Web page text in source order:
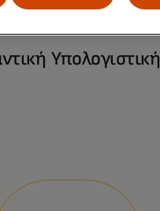
Υπολογιστική